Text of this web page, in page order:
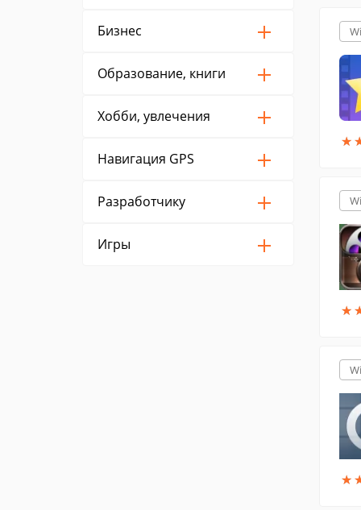
Бизнес
Образование, книги
Хобби, увлечения
Навигация GPS
Разработчику
Игры
★
★
★
★
★
★